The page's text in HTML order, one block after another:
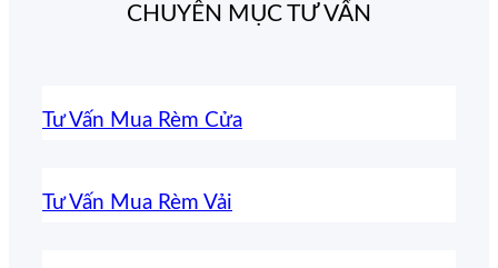
CHUYÊN MỤC TƯ VẤN
Tư Vấn Mua Rèm Cửa
Tư Vấn Mua Rèm Vải